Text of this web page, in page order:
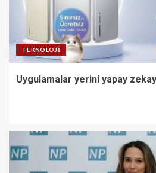
TEKNOLOJI
Uygulamalar yerini yapay